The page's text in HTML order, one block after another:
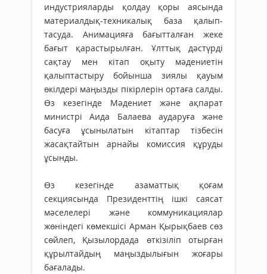
индустрияларды қолдау қоры аясында
материалдық-техникалық база қа­лып­
тасуда. Анимацияға бағытталған жеке
бағыт қарастырылған. Ұлттық дәстүрді
сақтау мен кітап оқыту мәдениетін
қалыптастыру бо­йынша зиялы қауым
өкілдері маңызды пікірлерін ортаға салды.
Өз кезегінде Мәдениет және ақпарат
министрі Аида Балаева аударуға және
басуға ұсынылатын кітаптар тізбесін
жасақтайтын арнайы комиссия құруды
ұсынды.
Өз кезегінде азаматтық қоғам
секциясында Президенттің ішкі саясат
мәселелері және коммуникациялар
жөніндегі көмек­шісі Арман Қырықбаев сөз
сөйлеп, Қызыл­ордада өткізіліп отырған
құрылтайдың маңыз­дылығын жоғары
бағалады.